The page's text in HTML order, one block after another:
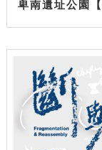
卑南遺址公園